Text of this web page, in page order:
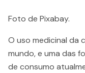
Foto de Pixabay.
O uso medicinal da
mundo, e uma das
de consumo